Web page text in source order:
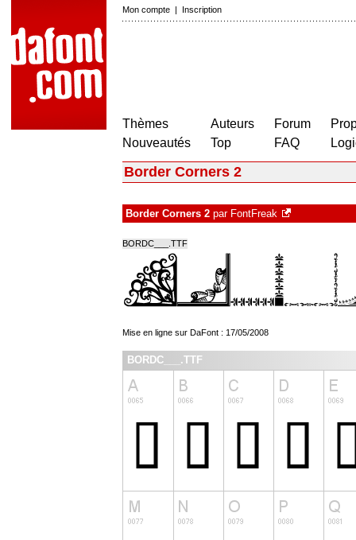
Mon compte | Inscription
Thèmes
Nouveautés
Auteurs
Top
Forum
FAQ
Border Corners 2
Border Corners 2 par FontFreak
BORDC___.TTF
Mise en ligne sur DaFont : 17/05/2008
BORDC___.TTF